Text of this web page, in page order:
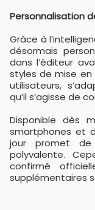
Personnalisation
Grâce à
désormais
dans l’éditeur
styles de mise
utilisateurs,
qu’il s’agisse de
Disponible dès
smartphones et
jour promet de
polyvalente.
confirmé
supplémentaires